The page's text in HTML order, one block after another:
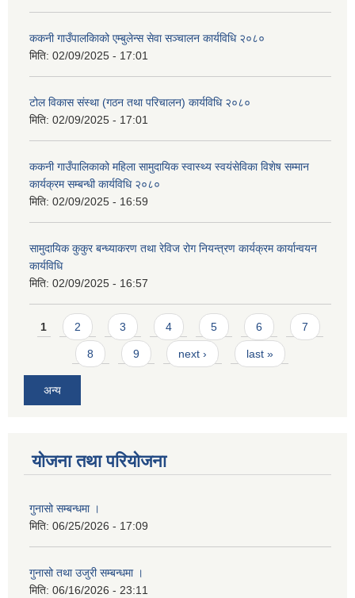
ककनी गाउँपालकािको एम्बुलेन्स सेवा सञ्चालन कार्यविधि २०८०
मिति: 02/09/2025 - 17:01
टोल विकास संस्था (गठन तथा परिचालन) कार्यविधि २०८०
मिति: 02/09/2025 - 17:01
ककनी गाउँपालिकाको महिला सामुदायिक स्वास्थ्य स्वयंसेविका विशेष सम्मान
कार्यक्रम सम्बन्धी कार्यविधि २०८०
मिति: 02/09/2025 - 16:59
सामुदायिक कुकुर बन्ध्याकरण तथा रेविज रोग नियन्त्रण कार्यक्रम कार्यान्वयन
कार्यविधि
मिति: 02/09/2025 - 16:57
Pages
1 2 3 4 5 6 7
8 9 next › last »
अन्य
योजना तथा परियोजना
गुनासो सम्बन्धमा ।
मिति: 06/25/2026 - 17:09
गुनासो तथा उजुरी सम्बन्धमा ।
मिति: 06/16/2026 - 23:11